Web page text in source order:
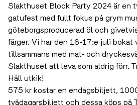
Slakthuset Block Party 2024 är en
gatufest med fullt fokus på grym
göteborgsproducerad öl och
färger. Vi har den 16-17:e juli bokat
tillsammans med mat- och
Slakthuset att leva som aldrig förr.
Håll utkik!
575 kr kostar en endagsbiljett,
tvådagarsbiljett och dessa köps på